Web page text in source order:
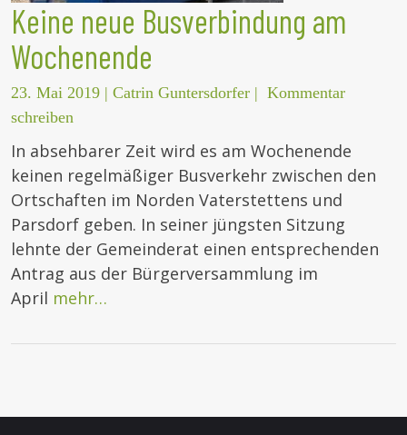
Keine neue Busverbindung am
Wochenende
23. Mai 2019 | Catrin Guntersdorfer | Kommentar
schreiben
In absehbarer Zeit wird es am Wochenende
keinen regelmäßiger Busverkehr zwischen den
Ortschaften im Norden Vaterstettens und
Parsdorf geben. In seiner jüngsten Sitzung
lehnte der Gemeinderat einen entsprechenden
Antrag aus der Bürgerversammlung im
April mehr…